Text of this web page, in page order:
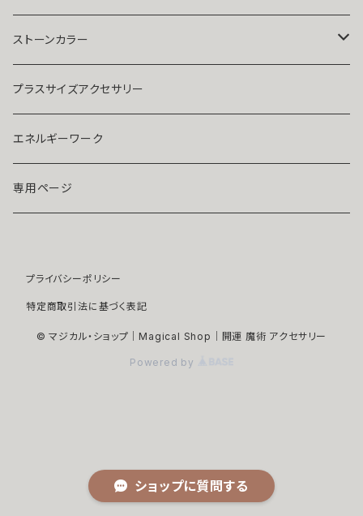
ショップに質問する
人気運・モテる
イヤリング・ピアス
ストラップ・キーホルダー
マスクピアス
ブローチ
開運アイテム
浄化アイテム
ヘアアクセサリー
Ｋ１８
プラチナ
ダイヤモンド
モアサナイト
パール
ストーンカラー
クリア
ブルー
レッド
ピンク
イエロー
プラスサイズアクセサリー
エネルギーワーク
専用ページ
プライバシーポリシー
特定商取引法に基づく表記
© マジカル・ショップ｜Magical Shop｜開運 魔術 アクセサリー
Powered by